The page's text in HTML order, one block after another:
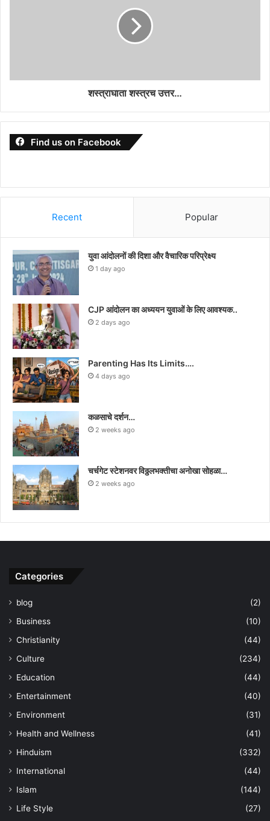
शस्त्राघाता शस्त्रच उत्तर…
Find us on Facebook
Recent Popular
युवा आंदोलनों की दिशा और वैचारिक परिप्रेक्ष्य
1 day ago
CJP आंदोलन का अध्ययन युवाओं के लिए आवश्यक..
2 days ago
Parenting Has Its Limits….
4 days ago
कळसाचे दर्शन…
2 weeks ago
चर्चगेट स्टेशनवर विठ्ठलभक्तीचा अनोखा सोहळा…
2 weeks ago
Categories
blog
(2)
Business
(10)
Christianity
(44)
Culture
(234)
Education
(44)
Entertainment
(40)
Environment
(31)
Health and Wellness
(41)
Hinduism
(332)
International
(44)
Islam
(144)
Life Style
(27)